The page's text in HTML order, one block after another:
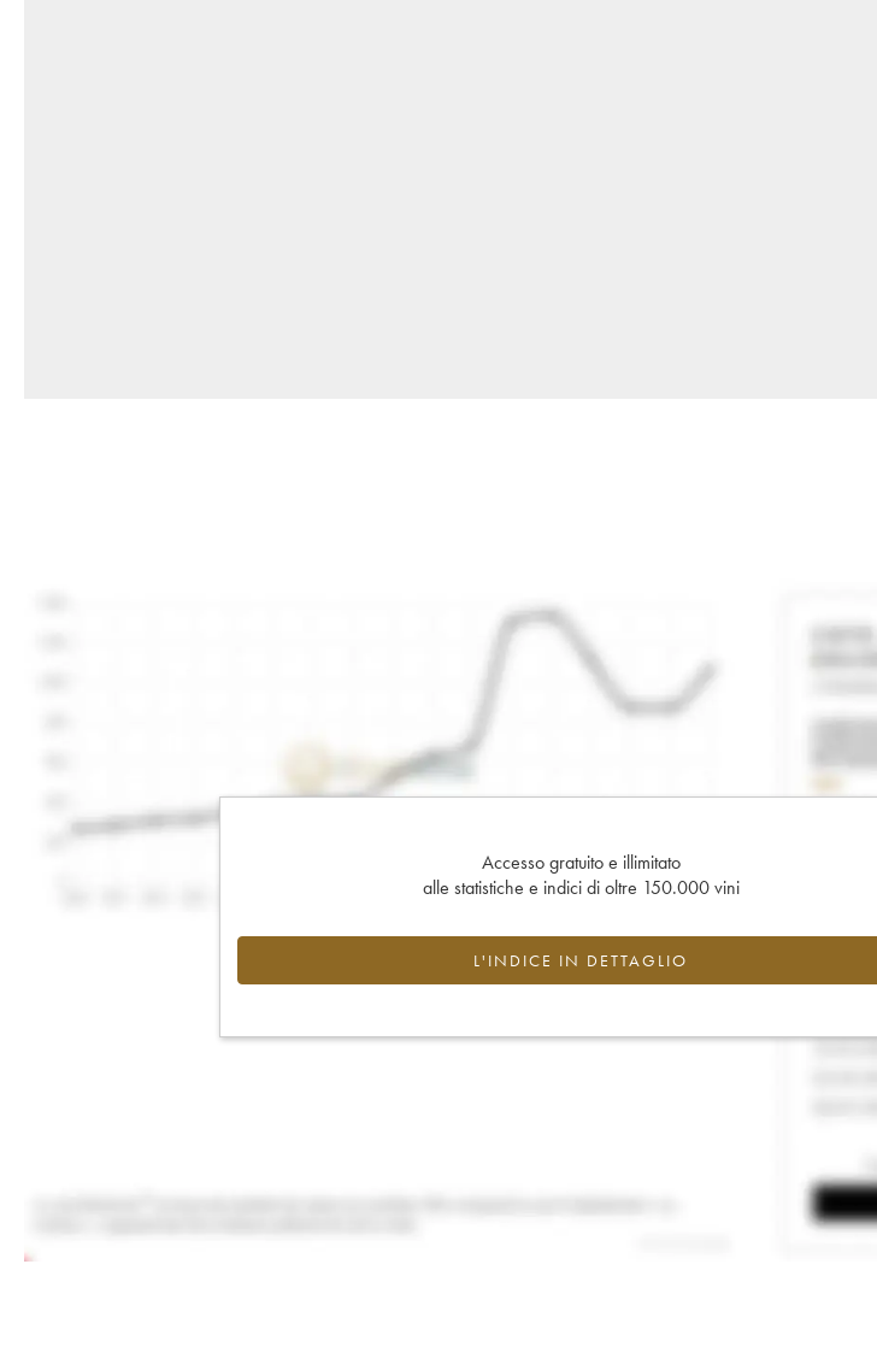
Accesso gratuito e illimitato
alle statistiche e indici di oltre 150.000 vini
L'INDICE IN DETTAGLIO